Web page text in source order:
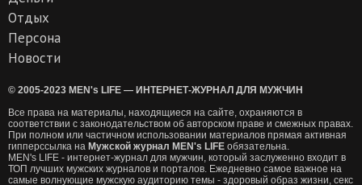
Отдых
Персона
Новости
© 2005-2023 MEN's LIFE — ИНТЕРНЕТ-ЖУРНАЛ ДЛЯ МУЖЧИН
Все права на материалы, находящиеся на сайте, охраняются в
соответствии с законодательством об авторском праве и смежных правах.
При полном или частичном использовании материалов прямая активная
гипперссылка на Мужской журнал MEN's LIFE обязательна.
MEN's LIFE - интернет-журнал для мужчин, который заслуженно входит в
ТОП лучших мужских журналов и порталов. Ежедневно самое важное на
самые волнующие мужскую аудиторию темы - здоровый образ жизни, секс